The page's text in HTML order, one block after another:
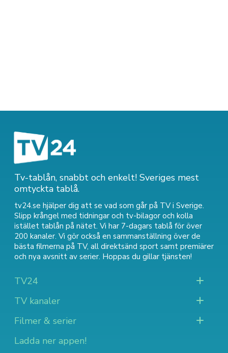
Tv-tablån, snabbt och enkelt! Sveriges mest
omtyckta tablå.
tv24.se hjälper dig att se vad som går på TV i Sverige.
Slipp krångel med tidningar och tv-bilagor och kolla
istället tablån på nätet. Vi har 7-dagars tablå för över
200 kanaler. Vi gör också en sammanställning över de
bästa filmerna på TV, all direktsänd sport samt premiärer
och nya avsnitt av serier. Hoppas du gillar tjänsten!
TV24
TV kanaler
Filmer & serier
Ladda ner appen!